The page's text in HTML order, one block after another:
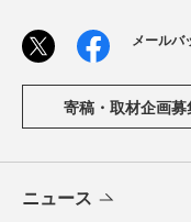
メールバ
寄稿・取材企画募
ニュース